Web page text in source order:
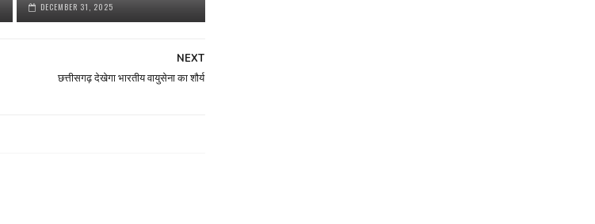
DECEMBER 31, 2025
NEXT
छत्तीसगढ़ देखेगा भारतीय वायुसेना का शौर्य